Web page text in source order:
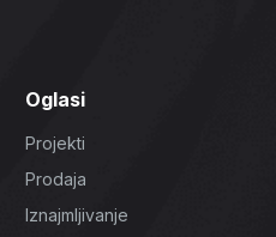
Oglasi
Projekti
Prodaja
Iznajmljivanje